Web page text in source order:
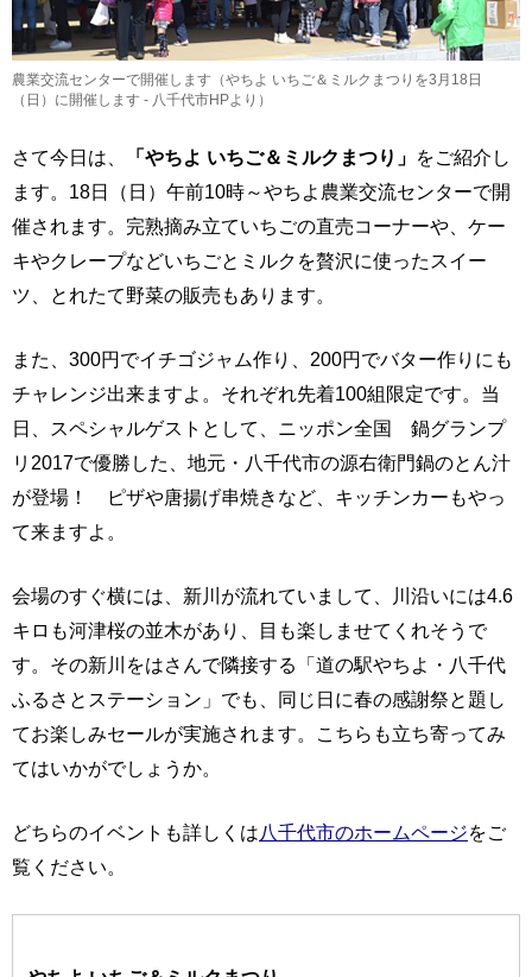
農業交流センターで開催します（やちよ いちご＆ミルクまつりを3月18日
（日）に開催します - 八千代市HPより）
さて今日は、 「やちよ いちご＆ミルクまつり」 をご紹介し
ます。18日（日）午前10時～やちよ農業交流センターで開
催されます。完熟摘み立ていちごの直売コーナーや、ケー
キやクレープなどいちごとミルクを贅沢に使ったスイー
ツ、とれたて野菜の販売もあります。
また、300円でイチゴジャム作り、200円でバター作りにも
チャレンジ出来ますよ。それぞれ先着100組限定です。当
日、スペシャルゲストとして、ニッポン全国 鍋グランプ
リ2017で優勝した、地元・八千代市の源右衛門鍋のとん汁
が登場！ ピザや唐揚げ串焼きなど、キッチンカーもやっ
て来ますよ。
会場のすぐ横には、新川が流れていまして、川沿いには4.6
キロも河津桜の並木があり、目も楽しませてくれそうで
す。その新川をはさんで隣接する「道の駅やちよ・八千代
ふるさとステーション」でも、同じ日に春の感謝祭と題し
てお楽しみセールが実施されます。こちらも立ち寄ってみ
てはいかがでしょうか。
どちらのイベントも詳しくは八千代市のホームページをご
覧ください。